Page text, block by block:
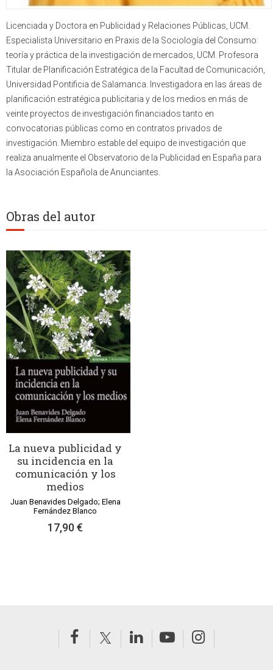
Licenciada y Doctora en Publicidad y Relaciones Públicas, UCM.
Especialista Universitario en Praxis de la Sociología del Consumo:
teoría y práctica de la investigación de mercados, UCM. Profesora
Titular de Planificación Estratégica de la Facultad de Comunicación,
Universidad Pontificia de Salamanca. Investigadora en las áreas de
planificación estratégica publicitaria y de los medios en más de
veinte proyectos de investigación financiados tanto en
convocatorias públicas como en contratos privados de
investigación. Miembro estable del equipo de investigación que
realiza anualmente el Observatorio de la Publicidad en España para
la Asociación Española de Anunciantes.
Obras del autor
La nueva publicidad y
su incidencia en la
comunicación y los
medios
Juan Benavides Delgado; Elena
Fernández Blanco
17,90 €